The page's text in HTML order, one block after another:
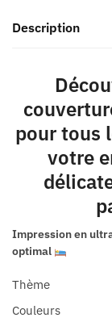
Description
pour tous
votre
Impression en
optimal
Thème
Couleurs